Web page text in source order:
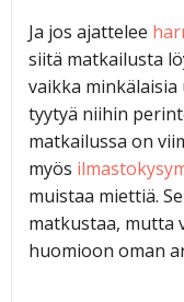
Ja jos ajattelee
siitä matkailusta
vaikka
tyytyä niihin
matkailussa on
myös
muistaa miettiä.
matkustaa, mutta
huomioon oman